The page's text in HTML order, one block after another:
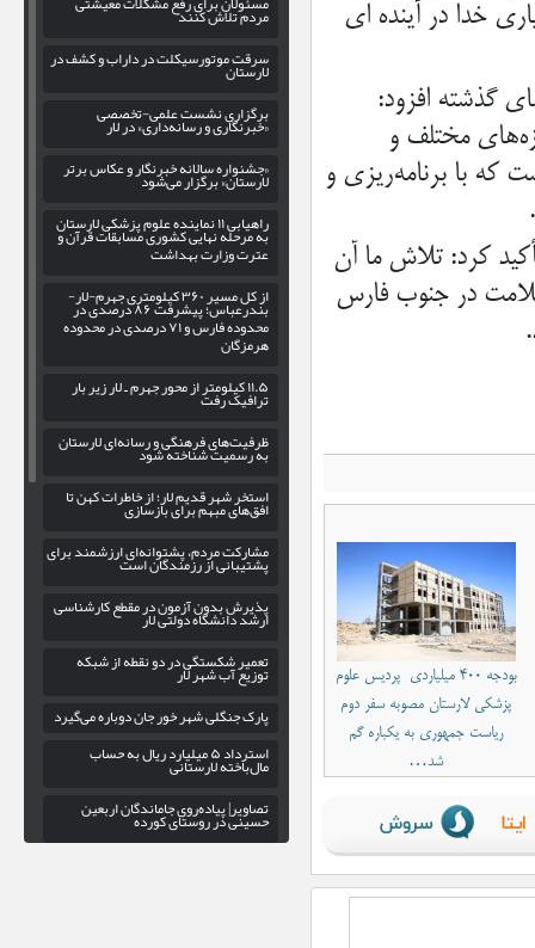
خدا در آینده ای
گذشته افزود:
مختلف و
که با برنامه‌ریزی و
کرد: تلاش ما آن
در جنوب فارس
بودجه ۴۰۰ میلیاردی پردیس علوم
پزشکی لارستان مصوبه سفر دوم
ریاست جمهوری به یکباره گم
شد…
مردم تلاش کنند
سرقت موتورسیکلت در داراب و کشف در
لارستان
برگزاری نشست علمی-تخصصی
«خبرنگاری و رسانه‌داری» در لار
«جشنواره سالانه خبرنگار و عکاس برتر
لارستان» برگزار می‌شود
راهیابی ۱۱ نماینده علوم پزشکی لارستان
به مرحله نهایی کشوری مسابقات قرآن و
عترت وزارت بهداشت
از کل مسیر ۳۶۰ کیلومتری جهرم-لار-
بندرعباس؛ پیشرفت ۸۶ درصدی در
محدوده فارس و ۷۱ درصدی در محدوده هرمزگان
۱۱.۵ کیلومتر از محور جهرم ـ لار زیر بار
ترافیک رفت
ظرفیت‌های فرهنگی و رسانه‌ای لارستان
به رسمیت شناخته شود
استخر شهر قدیم لار؛ از خاطرات کهن تا
افق‌های مبهم برای بازسازی
مشارکت مردم، پشتوانه‌ای ارزشمند برای
پشتیبانی از رزمندگان است
پذیرش بدون آزمون در مقطع کارشناسی
ارشد دانشگاه دولتی لار
تعمیر شکستگی در دو نقطه از شبکه
توزیع آب شهر لار
پارک جنگلی شهر خور جان دوباره می‌گیرد
استرداد ۵ میلیارد ریال به حسابمال‌باخته لارستانی
تصاویر| پیاده‌روی جاماندگان اربعین
حسینی در روستای کورده